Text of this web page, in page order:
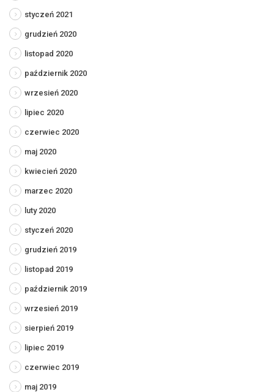
styczeń 2021
grudzień 2020
listopad 2020
październik 2020
wrzesień 2020
lipiec 2020
czerwiec 2020
maj 2020
kwiecień 2020
marzec 2020
luty 2020
styczeń 2020
grudzień 2019
listopad 2019
październik 2019
wrzesień 2019
sierpień 2019
lipiec 2019
czerwiec 2019
maj 2019